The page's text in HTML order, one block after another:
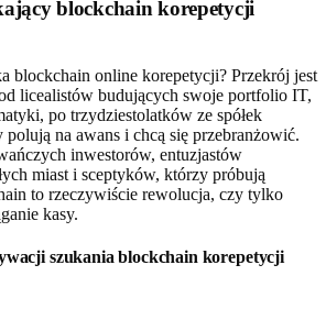
blockchain korepetycji
blockchain online korepetycji? Przekrój jest
licealistów budujących swoje portfolio IT,
po trzydziestolatków ze spółek
na awans i chcą się przebranżowić.
inwestorów, entuzjastów
miast i sceptyków, którzy próbują
to rzeczywiście rewolucja, czy tylko
kasy.
szukania blockchain korepetycji